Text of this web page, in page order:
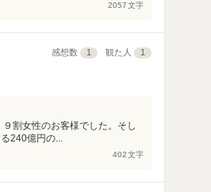
2057文字
感想数 1 観た人 1
割女性のお客様でした。そし
240億円の...
402文字